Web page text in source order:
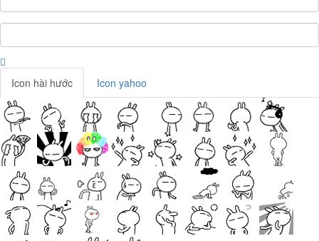
Icon hài hước Icon yahoo